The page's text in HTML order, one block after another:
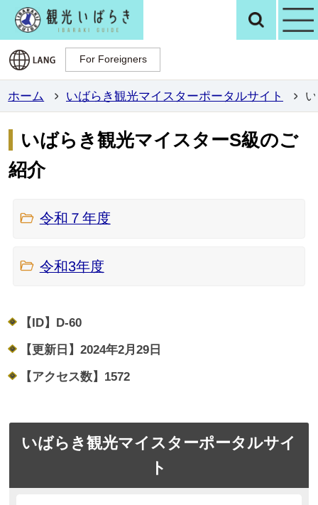
観光いばらき検
For Foreigners
For Foreigners
ホーム いばらき観光マイスターポータルサイト
いばらき観光マイスターS級のご
紹介
令和７年度
令和3年度
【ID】 D-60
【更新日】 2024年2月29日
【アクセス数】 1572
いばらき観光マイスターポータルサイ
ト